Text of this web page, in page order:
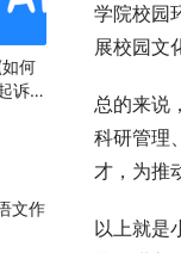
学院校园
展校园文
总的来说
科研管理
才，为推
以上就是
何
诉书
文作